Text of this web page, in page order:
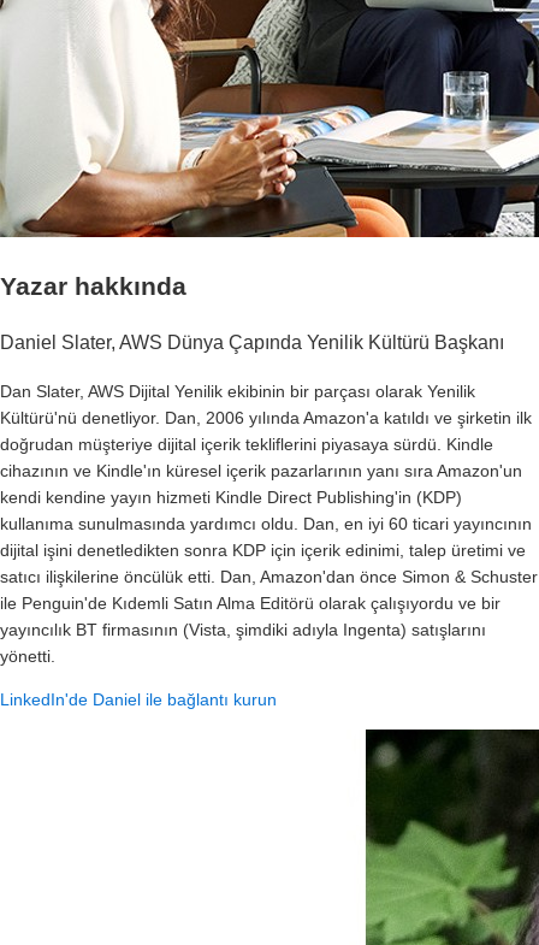
Yazar hakkında
Daniel Slater, AWS Dünya Çapında Yenilik Kültürü Başkanı
Dan Slater, AWS Dijital Yenilik ekibinin bir parçası olarak Yenilik
Kültürü'nü denetliyor. Dan, 2006 yılında Amazon'a katıldı ve şirketin ilk
doğrudan müşteriye dijital içerik tekliflerini piyasaya sürdü. Kindle
cihazının ve Kindle'ın küresel içerik pazarlarının yanı sıra Amazon'un
kendi kendine yayın hizmeti Kindle Direct Publishing'in (KDP)
kullanıma sunulmasında yardımcı oldu. Dan, en iyi 60 ticari yayıncının
dijital işini denetledikten sonra KDP için içerik edinimi, talep üretimi ve
satıcı ilişkilerine öncülük etti. Dan, Amazon'dan önce Simon & Schuster
ile Penguin'de Kıdemli Satın Alma Editörü olarak çalışıyordu ve bir
yayıncılık BT firmasının (Vista, şimdiki adıyla Ingenta) satışlarını
yönetti.
LinkedIn'de Daniel ile bağlantı kurun